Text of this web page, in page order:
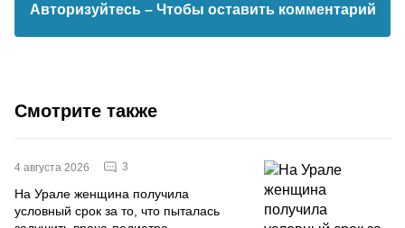
Авторизуйтесь – Чтобы оставить комментарий
Смотрите также
4 августа 2026 3
На Урале женщина получила
условный срок за то, что пыталась